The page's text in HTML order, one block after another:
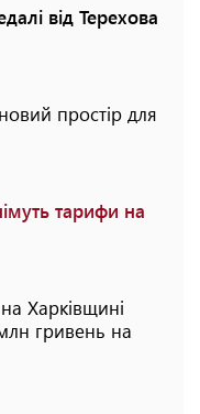
від Терехова
простір для
тарифи на
Харківщині
гривень на